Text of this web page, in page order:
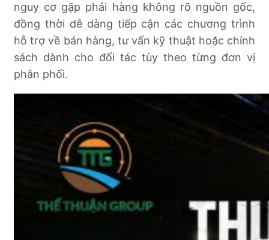
nguy cơ gặp phải hàng không rõ nguồn gốc,
đồng thời dễ dàng tiếp cận các chương trình
hỗ trợ về bán hàng, tư vấn kỹ thuật hoặc chính
sách dành cho đối tác tùy theo từng đơn vị
phân phối.